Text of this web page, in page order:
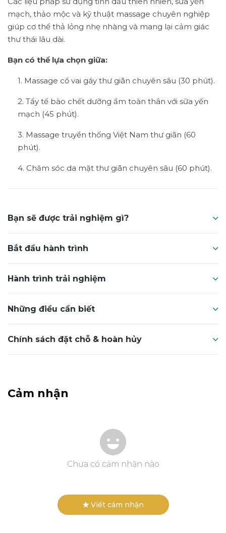
mạch, thảo mộc và kỹ thuật massage chuyên nghiệp
giúp cơ thể thả lỏng nhẹ nhàng và mang lại cảm giác
thư thái lâu dài.
Bạn có thể lựa chọn giữa:
1. Massage cổ vai gáy thư giãn chuyên sâu (30 phút).
2. Tẩy tế bào chết dưỡng ẩm toàn thân với sữa yến
mạch (45 phút).
3. Massage truyền thống Việt Nam thư giãn (60
phút).
4. Chăm sóc da mặt thư giãn chuyên sâu (60 phút).
Bạn sẽ được trải nghiệm gì?
Bắt đầu hành trình
Hành trình trải nghiệm
Những điều cần biết
Chính sách đặt chỗ & hoàn hủy
Cảm nhận
Chưa có cảm nhận nào
Viết cảm nhận